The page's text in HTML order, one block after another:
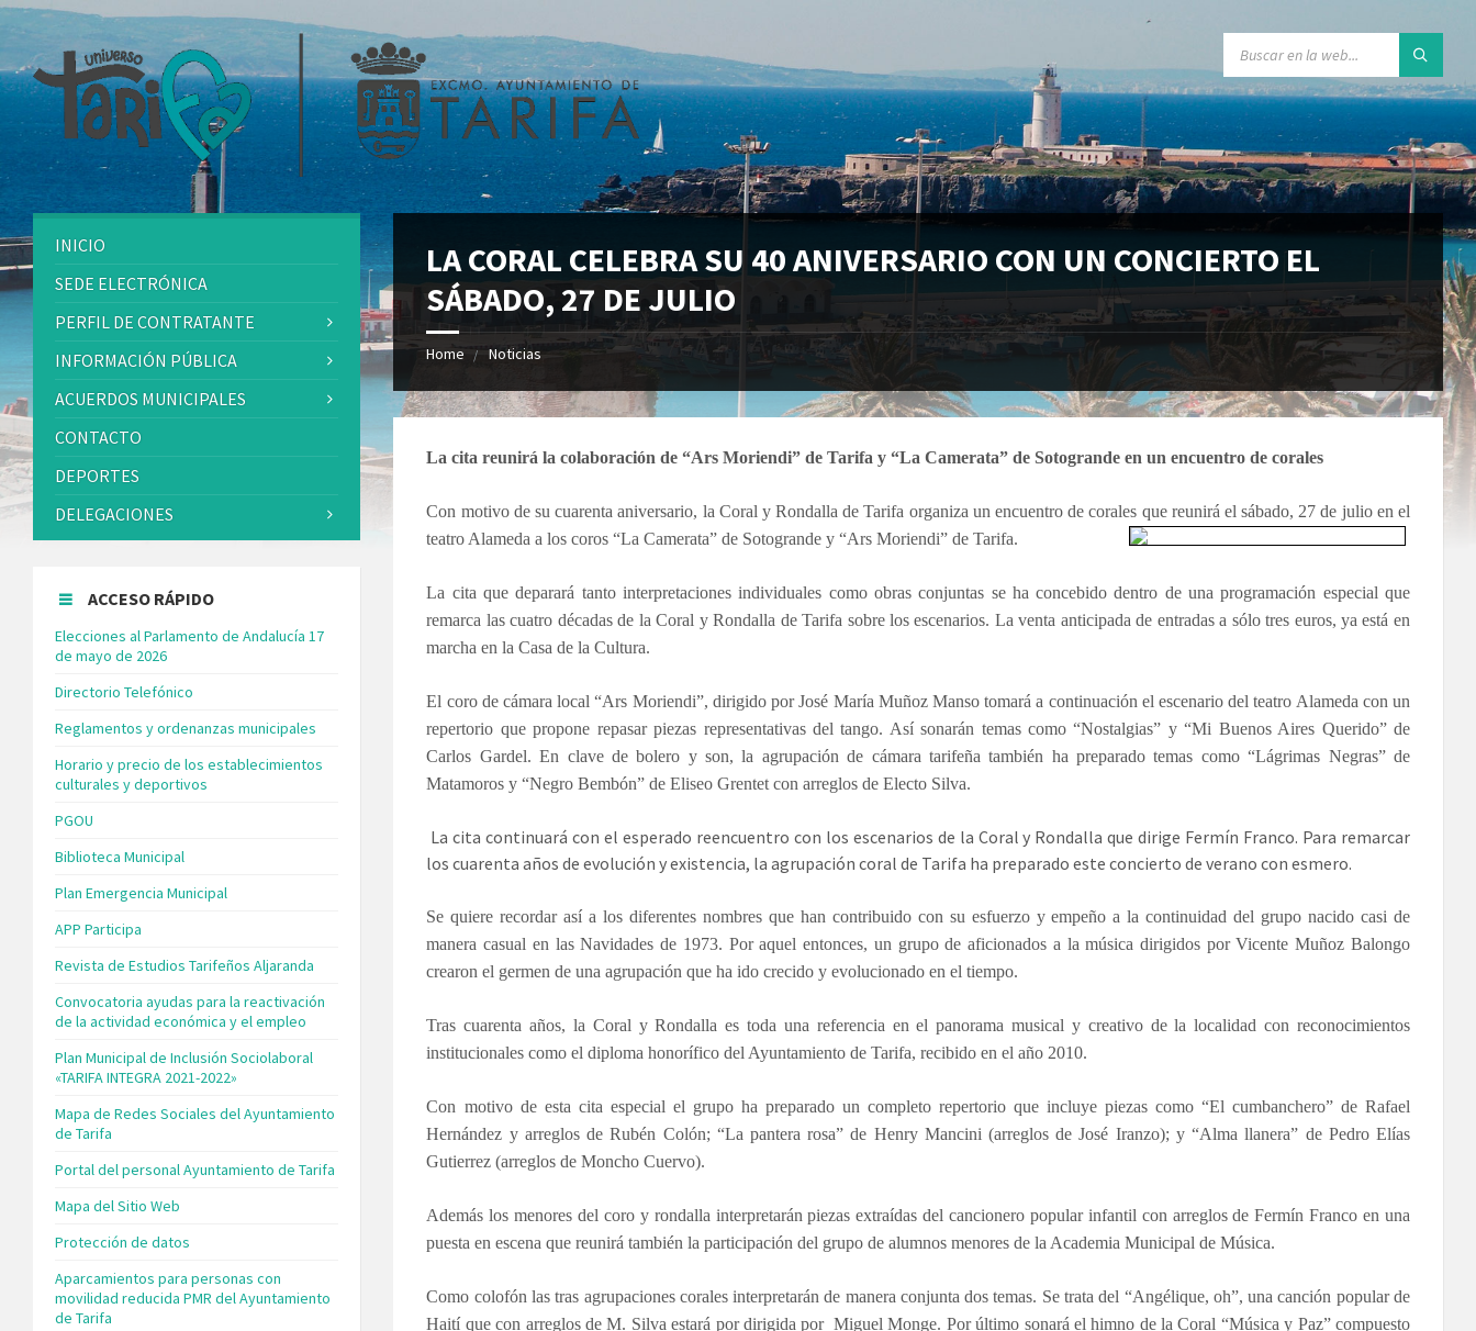
LA CORAL CELEBRA SU 40 ANIVERSARIO CON UN CONCIERTO EL
SÁBADO, 27 DE JULIO
Home Noticias
La cita reunirá la colaboración de “Ars Moriendi” de Tarifa y “La Camerata” de Sotogrande en un encuentro de corales
Con motivo de su cuarenta aniversario, la Coral y Rondalla de Tarifa organiza un encuentro de corales que reunirá el sábado, 27 de julio en el
teatro Alameda a los coros “La Camerata” de Sotogrande y “Ars Moriendi” de Tarifa.
La cita que deparará tanto interpretaciones individuales como obras conjuntas se ha concebido dentro de una programación especial que
remarca las cuatro décadas de la Coral y Rondalla de Tarifa sobre los escenarios. La venta anticipada de entradas a sólo tres euros, ya está en
marcha en la Casa de la Cultura.
El coro de cámara local “Ars Moriendi”, dirigido por José María Muñoz Manso tomará a continuación el escenario del teatro Alameda con un
repertorio que propone repasar piezas representativas del tango. Así sonarán temas como “Nostalgias” y “Mi Buenos Aires Querido” de
Carlos Gardel. En clave de bolero y son, la agrupación de cámara tarifeña también ha preparado temas como “Lágrimas Negras” de
Matamoros y “Negro Bembón” de Eliseo Grentet con arreglos de Electo Silva.
La cita continuará con el esperado reencuentro con los escenarios de la Coral y Rondalla que dirige Fermín Franco. Para remarcar
los cuarenta años de evolución y existencia, la agrupación coral de Tarifa ha preparado este concierto de verano con esmero.
Se quiere recordar así a los diferentes nombres que han contribuido con su esfuerzo y empeño a la continuidad del grupo nacido casi de
manera casual en las Navidades de 1973. Por aquel entonces, un grupo de aficionados a la música dirigidos por Vicente Muñoz Balongo
crearon el germen de una agrupación que ha ido crecido y evolucionado en el tiempo.
Tras cuarenta años, la Coral y Rondalla es toda una referencia en el panorama musical y creativo de la localidad con reconocimientos
institucionales como el diploma honorífico del Ayuntamiento de Tarifa, recibido en el año 2010.
Con motivo de esta cita especial el grupo ha preparado un completo repertorio que incluye piezas como “El cumbanchero” de Rafael
Hernández y arreglos de Rubén Colón; “La pantera rosa” de Henry Mancini (arreglos de José Iranzo); y “Alma llanera” de Pedro Elías
Gutierrez (arreglos de Moncho Cuervo).
Además los menores del coro y rondalla interpretarán piezas extraídas del cancionero popular infantil con arreglos de Fermín Franco en una
puesta en escena que reunirá también la participación del grupo de alumnos menores de la Academia Municipal de Música.
Como colofón las tras agrupaciones corales interpretarán de manera conjunta dos temas. Se trata del “Angélique, oh”, una canción popular de
Haití que con arreglos de M. Silva estará por dirigida por Miguel Monge. Por último sonará el himno de la Coral “Música y Paz” compuesto
INICIO
SEDE ELECTRÓNICA
PERFIL DE CONTRATANTE
INFORMACIÓN PÚBLICA
ACUERDOS MUNICIPALES
CONTACTO
DEPORTES
DELEGACIONES
ACCESO RÁPIDO
Elecciones al Parlamento de Andalucía 17
de mayo de 2026
Directorio Telefónico
Reglamentos y ordenanzas municipales
Horario y precio de los establecimientos
culturales y deportivos
PGOU
Biblioteca Municipal
Plan Emergencia Municipal
APP Participa
Revista de Estudios Tarifeños Aljaranda
Convocatoria ayudas para la reactivación
de la actividad económica y el empleo
Plan Municipal de Inclusión Sociolaboral
«TARIFA INTEGRA 2021-2022»
Mapa de Redes Sociales del Ayuntamiento
de Tarifa
Portal del personal Ayuntamiento de Tarifa
Mapa del Sitio Web
Protección de datos
Aparcamientos para personas con
movilidad reducida PMR del Ayuntamiento
de Tarifa